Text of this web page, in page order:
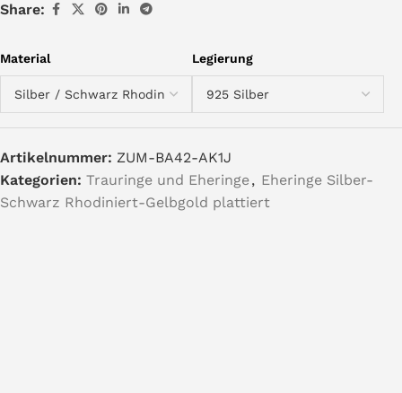
Share:
Material Legierung
Artikelnummer: ZUM-BA42-AK1J
Kategorien: Trauringe und Eheringe, Eheringe Silber-
Schwarz Rhodiniert-Gelbgold plattiert